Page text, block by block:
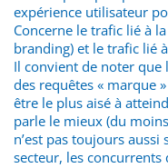
expérience utilisateur
Concerne le trafic lié à
branding) et le trafic lié
Il convient de noter
des requêtes « marque
être le plus aisé à
parle le mieux (du
n’est pas toujours
secteur, les